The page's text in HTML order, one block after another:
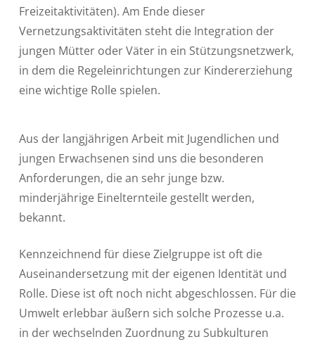
Freizeitaktivitäten). Am Ende dieser
Vernetzungsaktivitäten steht die Integration der
jungen Mütter oder Väter in ein Stützungsnetzwerk,
in dem die Regeleinrichtungen zur Kindererziehung
eine wichtige Rolle spielen.
Aus der langjährigen Arbeit mit Jugendlichen und
jungen Erwachsenen sind uns die besonderen
Anforderungen, die an sehr junge bzw.
minderjährige Einelternteile gestellt werden,
bekannt.
Kennzeichnend für diese Zielgruppe ist oft die
Auseinandersetzung mit der eigenen Identität und
Rolle. Diese ist oft noch nicht abgeschlossen. Für die
Umwelt erlebbar äußern sich solche Prozesse u.a.
in der wechselnden Zuordnung zu Subkulturen